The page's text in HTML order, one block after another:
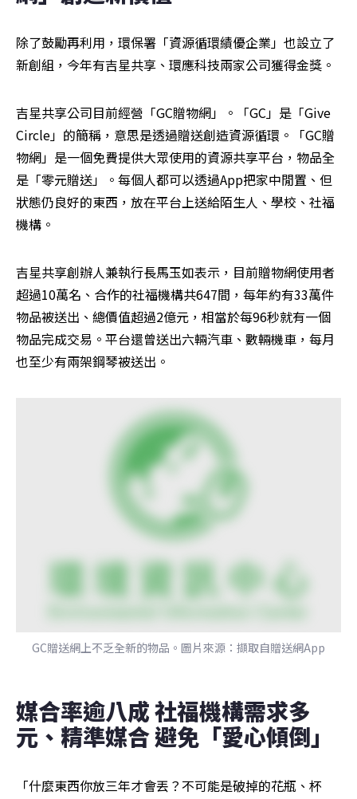
除了鼓勵再利用，環保署「資源循環績優企業」也設立了
新創組，今年有吉星共享、環應科技兩家公司獲得金獎。
吉星共享公司目前經營「GC贈物網」。「GC」是「Give
Circle」的簡稱，意思是透過贈送創造資源循環。「GC贈
物網」是一個免費提供大眾使用的資源共享平台，物品全
是「零元贈送」。每個人都可以透過App把家中閒置、但
狀態仍良好的東西，放在平台上送給陌生人、學校、社福
機構。
吉星共享創辦人兼執行長馬玉如表示，目前贈物網使用者
超過10萬名、合作的社福機構共647間，每年約有33萬件
物品被送出、總價值超過2億元，相當於每96秒就有一個
物品完成交易。平台還曾送出六輛汽車、數輛機車，每月
也至少有兩架鋼琴被送出。
GC贈送網上不乏全新的物品。圖片來源：擷取自贈送網App
媒合率逾八成 社福機構需求多
元、精準媒合 避免「愛心傾倒」
「什麼東西你放三年才會丟？不可能是破掉的花瓶、杯